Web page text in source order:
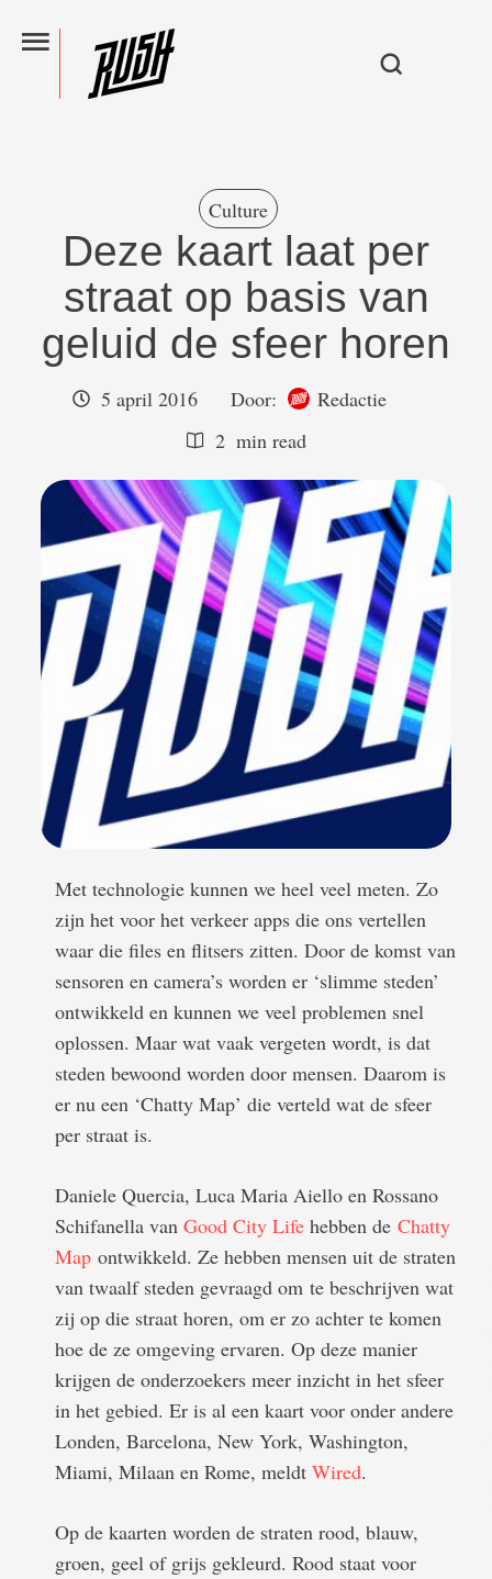
Culture
Deze kaart laat per
straat op basis van
geluid de sfeer horen
5 april 2016 Door:
Redactie
2 min read
Met technologie kunnen we heel veel meten. Zo
zijn het voor het verkeer apps die ons vertellen
waar die files en flitsers zitten. Door de komst van
sensoren en camera’s worden er ‘slimme steden’
ontwikkeld en kunnen we veel problemen snel
oplossen. Maar wat vaak vergeten wordt, is dat
steden bewoond worden door mensen. Daarom is
er nu een ‘Chatty Map’ die verteld wat de sfeer
per straat is.
Daniele Quercia, Luca Maria Aiello en Rossano
Schifanella van Good City Life hebben de Chatty
Map ontwikkeld. Ze hebben mensen uit de straten
van twaalf steden gevraagd om te beschrijven wat
zij op die straat horen, om er zo achter te komen
hoe de ze omgeving ervaren. Op deze manier
krijgen de onderzoekers meer inzicht in het sfeer
in het gebied. Er is al een kaart voor onder andere
Londen, Barcelona, New York, Washington,
Miami, Milaan en Rome, meldt Wired.
Op de kaarten worden de straten rood, blauw,
groen, geel of grijs gekleurd. Rood staat voor